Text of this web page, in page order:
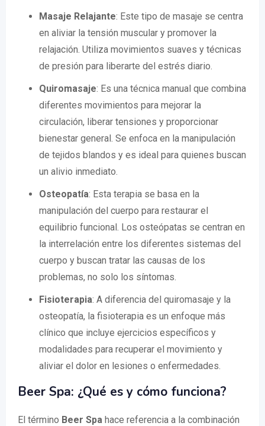
Masaje Relajante: Este tipo de masaje se centra
en aliviar la tensión muscular y promover la
relajación. Utiliza movimientos suaves y técnicas
de presión para liberarte del estrés diario.
Quiromasaje: Es una técnica manual que combina
diferentes movimientos para mejorar la
circulación, liberar tensiones y proporcionar
bienestar general. Se enfoca en la manipulación
de tejidos blandos y es ideal para quienes buscan
un alivio inmediato.
Osteopatía: Esta terapia se basa en la
manipulación del cuerpo para restaurar el
equilibrio funcional. Los osteópatas se centran en
la interrelación entre los diferentes sistemas del
cuerpo y buscan tratar las causas de los
problemas, no solo los síntomas.
Fisioterapia: A diferencia del quiromasaje y la
osteopatía, la fisioterapia es un enfoque más
clínico que incluye ejercicios específicos y
modalidades para recuperar el movimiento y
aliviar el dolor en lesiones o enfermedades.
Beer Spa: ¿Qué es y cómo funciona?
El término Beer Spa hace referencia a la combinación